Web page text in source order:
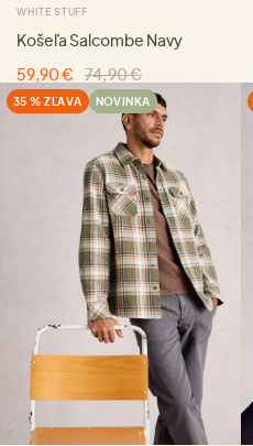
WHITE STUFF
Košeľa Salcombe Navy
59,90 €
74,90 €
35 % ZĽAVA NOVINKA